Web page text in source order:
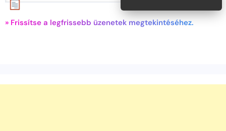
» Frissítse a legfrissebb üzenetek megtekintéséhez.